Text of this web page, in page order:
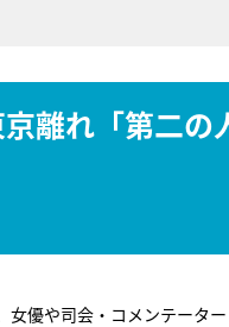
離れ「第二
優や司会・コメンテータ